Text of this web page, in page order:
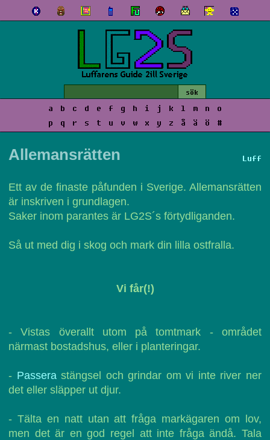
a b c d e f g h i j k l m n
o
p
q r s t u v w x y z å ä ö #
Luff
Allemansrätten
Ett av de finaste påfunden i Sverige. Allemansrätten
är inskriven i grundlagen.
Saker inom parantes är LG2S´s förtydliganden.
Så ut med dig i skog och mark din lilla ostfralla.
Vi får(!)
- Vistas överallt utom på tomtmark - området
närmast bostadshus, eller i planteringar.
- Passerastängsel och grindar om vi inte river ner
det eller släpper ut djur.
- Tälta en natt utan att fråga markägaren om lov,
men det är en god regel att inte fråga ändå. Tala